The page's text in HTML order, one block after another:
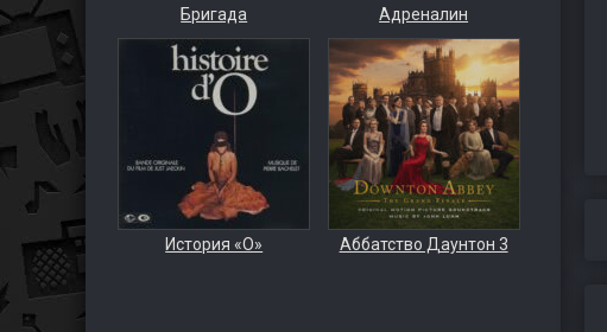
Бригада Адреналин
История «О» Аббатство Даунтон 3